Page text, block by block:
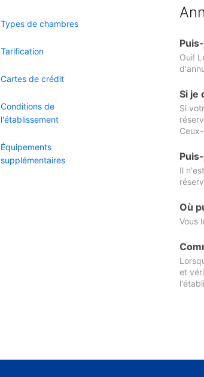
Types de chambres
Tarification
Cartes de crédit
Conditions de
l'établissement
Équipements
supplémentaires
Oui!
Si je
Si
Il
Où
Vous
et